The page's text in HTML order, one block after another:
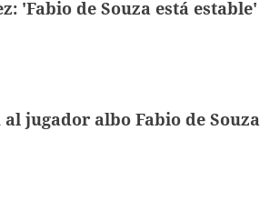
'Fabio de Souza está estable'
jugador albo Fabio de Souza